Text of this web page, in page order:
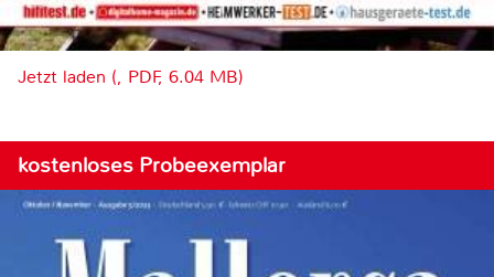
Jetzt laden (, PDF, 6.04 MB)
kostenloses Probeexemplar